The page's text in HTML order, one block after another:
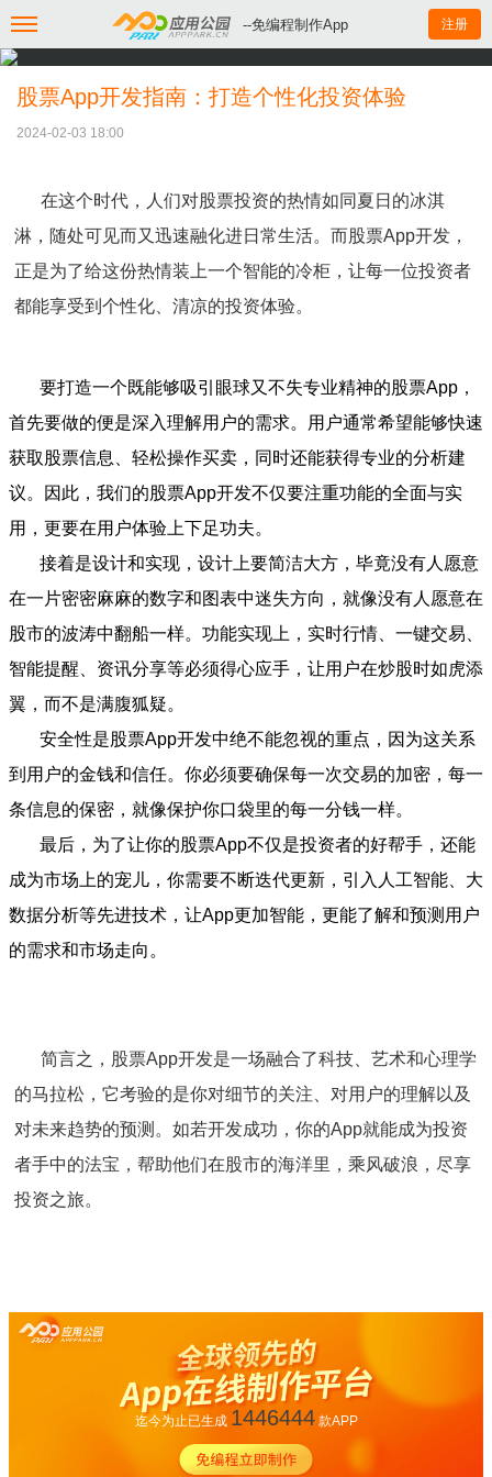
--免编程制作App 注册
股票App开发指南：打造个性化投资体验
2024-02-03 18:00
在这个时代，人们对股票投资的热情如同夏日的冰淇
淋，随处可见而又迅速融化进日常生活。而股票App开发，
正是为了给这份热情装上一个智能的冷柜，让每一位投资者
都能享受到个性化、清凉的投资体验。
要打造一个既能够吸引眼球又不失专业精神的股票App，
首先要做的便是深入理解用户的需求。用户通常希望能够快速
获取股票信息、轻松操作买卖，同时还能获得专业的分析建
议。因此，我们的股票App开发不仅要注重功能的全面与实
用，更要在用户体验上下足功夫。
接着是设计和实现，设计上要简洁大方，毕竟没有人愿意
在一片密密麻麻的数字和图表中迷失方向，就像没有人愿意在
股市的波涛中翻船一样。功能实现上，实时行情、一键交易、
智能提醒、资讯分享等必须得心应手，让用户在炒股时如虎添
翼，而不是满腹狐疑。
安全性是股票App开发中绝不能忽视的重点，因为这关系
到用户的金钱和信任。你必须要确保每一次交易的加密，每一
条信息的保密，就像保护你口袋里的每一分钱一样。
最后，为了让你的股票App不仅是投资者的好帮手，还能
成为市场上的宠儿，你需要不断迭代更新，引入人工智能、大
数据分析等先进技术，让App更加智能，更能了解和预测用户
的需求和市场走向。
简言之，股票App开发是一场融合了科技、艺术和心理学
的马拉松，它考验的是你对细节的关注、对用户的理解以及
对未来趋势的预测。如若开发成功，你的App就能成为投资
者手中的法宝，帮助他们在股市的海洋里，乘风破浪，尽享
投资之旅。
迄今为止已生成 1446444款APP